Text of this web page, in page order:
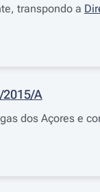
transpondo a
A
dos Açores e